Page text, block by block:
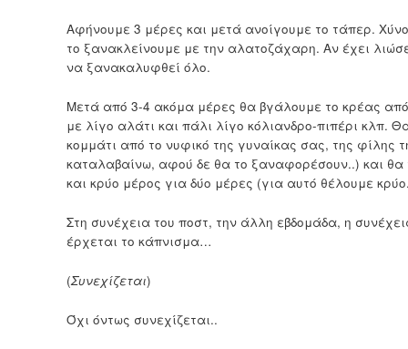
Αφήνουμε 3 μέρες και μετά ανοίγουμε το τάπερ.
το ξανακλείνουμε με την αλατοζάχαρη. Αν έχει
να ξανακαλυφθεί όλο.
Μετά από 3-4 ακόμα μέρες θα βγάλουμε το κρέας
με λίγο αλάτι και πάλι λίγο κόλιανδρο-πιπέρι κλπ.
κομμάτι από το νυφικό της γυναίκας σας, της φίλης
καταλαβαίνω, αφού δε θα το ξαναφορέσουν..) και
και κρύο μέρος για δύο μέρες (για αυτό θέλουμε
Στη συνέχεια του ποστ, την άλλη εβδομάδα, η
έρχεται το κάπνισμα…
(Συνεχίζεται)
Όχι όντως συνεχίζεται..